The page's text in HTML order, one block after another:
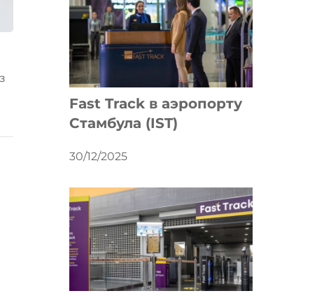
Fast Track в аэропорту
Стамбула (IST)
30/12/2025